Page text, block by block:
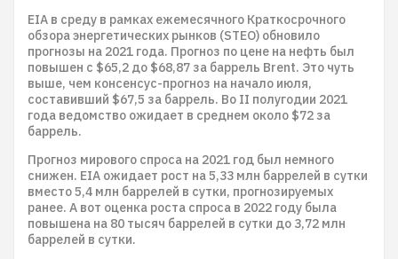
EIA в среду в рамках ежемесячного Краткосрочного
обзора энергетических рынков (STEO) обновило
прогнозы на 2021 года. Прогноз по цене на нефть был
повышен с $65,2 до $68,87 за баррель Brent. Это чуть
выше, чем консенсус-прогноз на начало июля,
составивший $67,5 за баррель. Во II полугодии 2021
года ведомство ожидает в среднем около $72 за
баррель.
Прогноз мирового спроса на 2021 год был немного
снижен. EIA ожидает рост на 5,33 млн баррелей в сутки
вместо 5,4 млн баррелей в сутки, прогнозируемых
ранее. А вот оценка роста спроса в 2022 году была
повышена на 80 тысяч баррелей в сутки до 3,72 млн
баррелей в сутки.